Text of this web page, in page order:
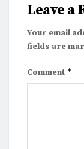
Leave a
Your email
fields are
Comment *